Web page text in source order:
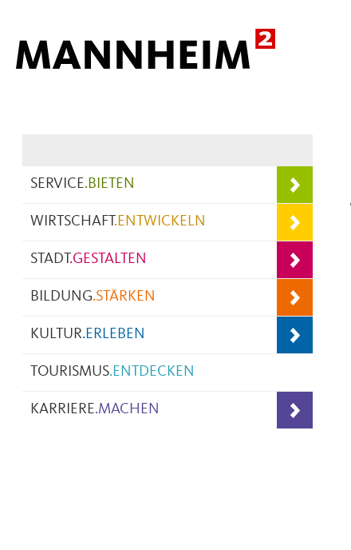
SERVICE.BIETEN
WIRTSCHAFT.ENTWICKELN
STADT.GESTALTEN
BILDUNG.STÄRKEN
KULTUR.ERLEBEN
TOURISMUS.ENTDECKEN
KARRIERE.MACHEN